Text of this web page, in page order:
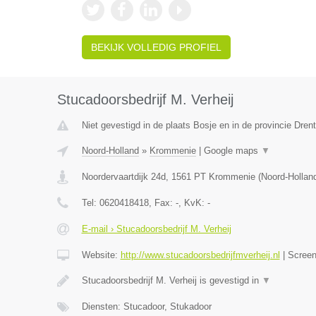
BEKIJK VOLLEDIG PROFIEL
Stucadoorsbedrijf M. Verheij
Niet gevestigd in de plaats Bosje en in de provincie
Noord-Holland » Krommenie| Google maps ▼
Noordervaartdijk 24d, 1561 PT Krommenie(Noord-
Tel: 0620418418, Fax: -, KvK: -
E-mail › Stucadoorsbedrijf M. Verheij
Website: http://www.stucadoorsbedrijfmverheij.nl
Stucadoorsbedrijf M. Verheij is gevestigd in ▼
Diensten: Stucadoor, Stukadoor